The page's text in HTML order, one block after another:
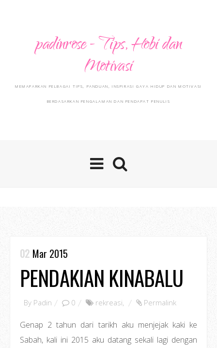
padinrose - Tips, Hobi dan
Motivasi
MEMAPARKAN PELBAGAI TIPS, PANDUAN, INSPIRASI GAYA HIDUP DAN MOTIVASI
BERDASARKAN PENGALAMAN DAN PENDAPAT PENULIS
02 Mar 2015
PENDAKIAN KINABALU
By Padin 0 rekreasi, Permalink
Genap 2 tahun dari tarikh aku menjejak kaki ke
Sabah, kali ini 2015 aku datang sekali lagi dengan